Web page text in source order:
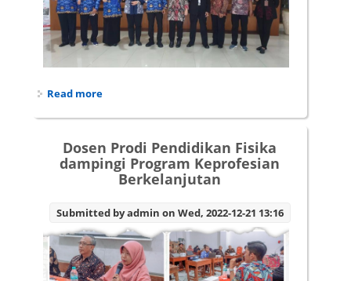
Read moreabout Dosen prodi pendidikan fisika lakukan
Kemiskinan Ekstrim Melalui Pendekatan
Multidimensi Berbasis Topografi
Dosen Prodi Pendidikan Fisika
dampingi Program Keprofesian
Berkelanjutan
Submitted byadmin on Wed, 2022-12-21 13:16